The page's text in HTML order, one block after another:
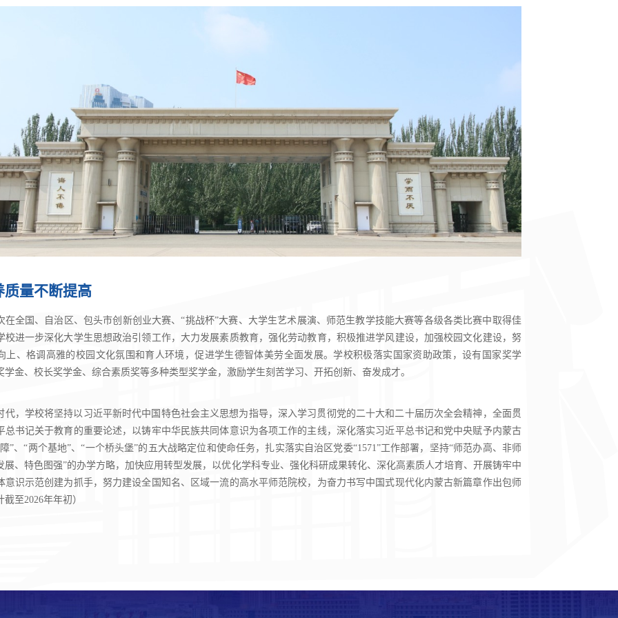
质量不断提高
在全国、自治区、包头市创新创业大赛、“挑战杯”大赛、大学生艺术展演、师范生教学技能大赛等各级各类比赛中取得佳
校进一步深化大学生思想政治引领工作，大力发展素质教育，强化劳动教育，积极推进学风建设，加强校园文化建设，努
上、格调高雅的校园文化氛围和育人环境，促进学生德智体美劳全面发展。学校积极落实国家资助政策，设有国家奖学
学金、校长奖学金、综合素质奖等多种类型奖学金，激励学生刻苦学习、开拓创新、奋发成才。
代，学校将坚持以习近平新时代中国特色社会主义思想为指导，深入学习贯彻党的二十大和二十届历次全会精神，全面贯
总书记关于教育的重要论述，以铸牢中华民族共同体意识为各项工作的主线，深化落实习近平总书记和党中央赋予内蒙古
”、“两个基地”、“一个桥头堡”的五大战略定位和使命任务，扎实落实自治区党委“1571”工作部署，坚持“师范办高、非师
展、特色图强”的办学方略，加快应用转型发展，以优化学科专业、强化科研成果转化、深化高素质人才培育、开展铸牢中
意识示范创建为抓手，努力建设全国知名、区域一流的高水平师范院校，为奋力书写中国式现代化内蒙古新篇章作出包师
至2026年年初）